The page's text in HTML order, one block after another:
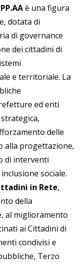
è una figura
dotata di
di governance
dei cittadini di
e territoriale. La
ed enti
delle
alla progettazione,
di interventi
sociale.
in Rete,
della
al miglioramento
ai Cittadini di
condivisi e
Terzo